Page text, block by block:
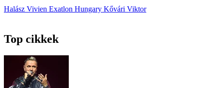
Halász Vivien Exatlon Hungary Kővári Viktor
Top cikkek